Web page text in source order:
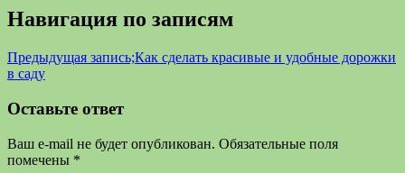
Навигация по записям
Предыдущая запись;Как сделать красивые и удобные дорожки
в саду
Оставьте ответ
Ваш e-mail не будет опубликован. Обязательные поля
помечены *